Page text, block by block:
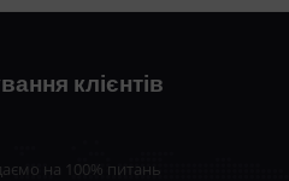
клієнтів
на 100% питань